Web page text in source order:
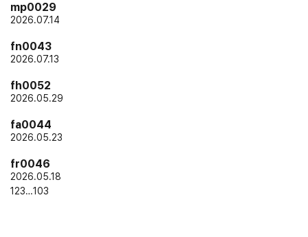
mp0029
2026.07.14
fn0043
2026.07.13
fh0052
2026.05.29
fa0044
2026.05.23
fr0046
2026.05.18
1 23…103